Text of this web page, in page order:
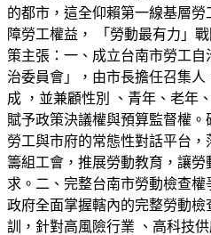
的都市，這全仰賴第一線基層
障勞工權益， 「勞動最有力」
策主張：一、成立台南市勞工
治委員會」，由市長擔任召集
成 ，並兼顧性別 、青年、老年
賦予政策決議權與預算監督權
勞工與市府的常態性對話平台
籌組工會，推展勞動教育，讓
求。二、完整台南市勞動檢查
政府全面掌握轄內的完整勞動
訓，針對高風險行業 、高科技